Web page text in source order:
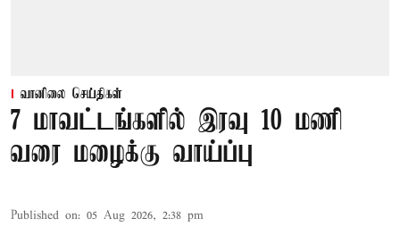
வானிலை செய்திகள்
7 மாவட்டங்களில் இரவு 10 மணி
வரை மழைக்கு வாய்ப்பு
Published on: 05 Aug 2026, 2:38 pm